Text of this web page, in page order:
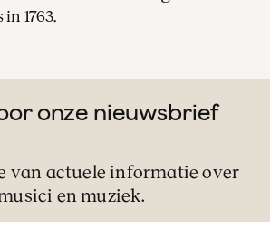
1763.
onze nieuwsbrief
van actuele informatie over
en muziek.